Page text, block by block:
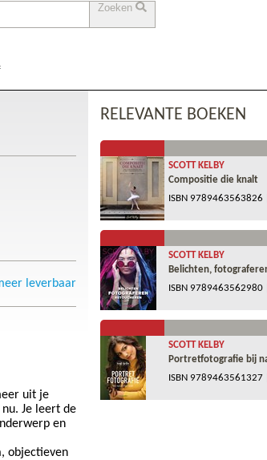
Zoeken
leverbaar
uit je
Je leert de
en
objectieven
RELEVANTE BOEKEN
SCOTT KELBY
Compositie die knalt
ISBN 9789463563826
SCOTT KELBY
Belichten,
ISBN 9789463562980
SCOTT KELBY
Portretfotografie bij
ISBN 9789463561327